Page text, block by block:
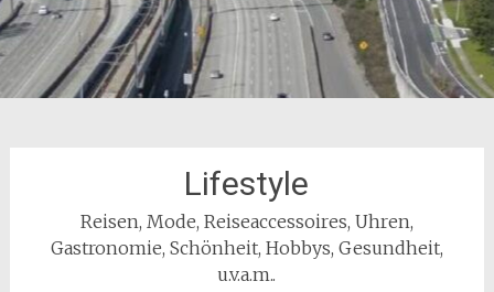
Lifestyle
Reisen, Mode, Reiseaccessoires, Uhren,
Gastronomie, Schönheit, Hobbys, Gesundheit,
u.v.a.m..